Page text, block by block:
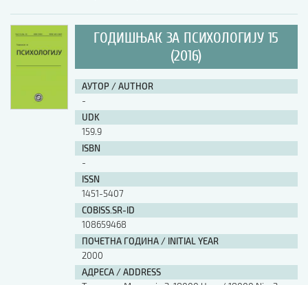
ГОДИШЊАК ЗА ПСИХОЛОГИЈУ 15
(2016)
АУТОР / AUTHOR
-
UDK
159.9
ISBN
-
ISSN
1451-5407
COBISS.SR-ID
108659468
ПОЧЕТНА ГОДИНА / INITIAL YEAR
2000
АДРЕСА / ADDRESS